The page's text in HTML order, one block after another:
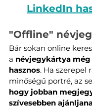
LinkedIn
"Offline"
Bár sokan online
a névjegykártya
hasznos. Ha szerepel
minőségű portré, az
hogy jobban
szívesebben